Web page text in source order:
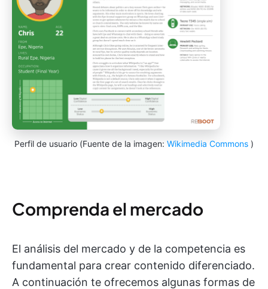
Perfil de usuario (Fuente de la imagen: Wikimedia Commons )
Comprenda el mercado
El análisis del mercado y de la competencia es
fundamental para crear contenido diferenciado.
A continuación te ofrecemos algunas formas de